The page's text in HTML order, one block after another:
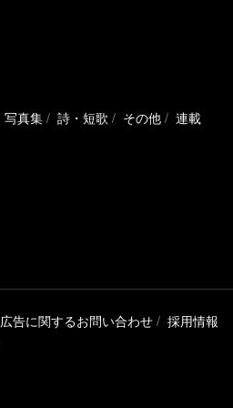
写真集 詩・短歌 その他 連載
広告に関するお問い合わせ
採用情報